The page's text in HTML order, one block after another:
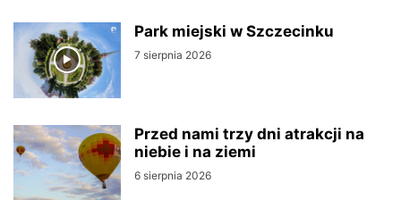
Park miejski w Szczecinku
7 sierpnia 2026
Przed nami trzy dni atrakcji na
niebie i na ziemi
6 sierpnia 2026